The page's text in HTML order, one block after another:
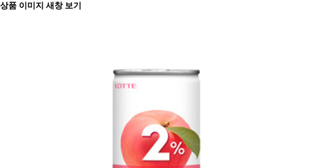
상품 이미지 새창 보기